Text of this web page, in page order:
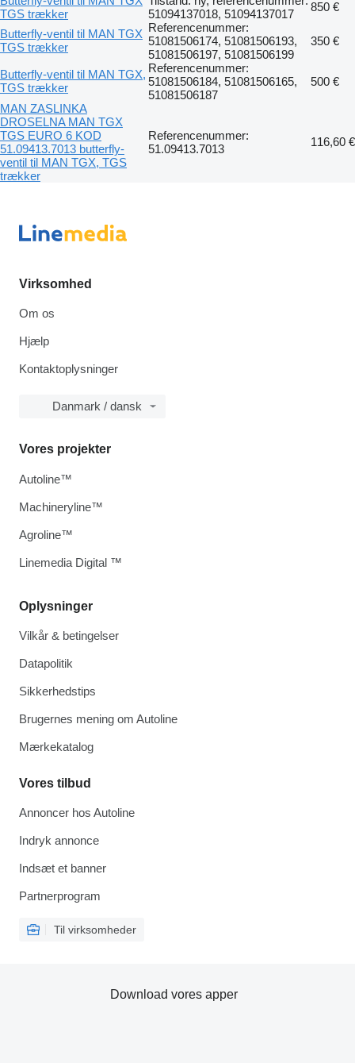
TGS trækker
51094137018, 51094137017
850 €
Butterfly-ventil til MAN TGX
TGS trækker
Referencenummer:
51081506174, 51081506193,
51081506197, 51081506199
350 €
Butterfly-ventil til MAN TGX,
TGS trækker
Referencenummer:
51081506184, 51081506165,
51081506187
500 €
MAN ZASLINKA
DROSELNA MAN TGX
TGS EURO 6 KOD
51.09413.7013 butterfly-
ventil til MAN TGX, TGS
trækker
Referencenummer:
51.09413.7013
116,60 €
Virksomhed
Om os
Hjælp
Kontaktoplysninger
Danmark / dansk
Oplysninger
Vilkår & betingelser
Datapolitik
Sikkerhedstips
Brugernes mening om Autoline
Mærkekatalog
Vores tilbud
Annoncer hos Autoline
Indryk annonce
Indsæt et banner
Partnerprogram
Til virksomheder
Vores projekter
Autoline™
Machineryline™
Agroline™
Linemedia Digital ™
Download vores apper